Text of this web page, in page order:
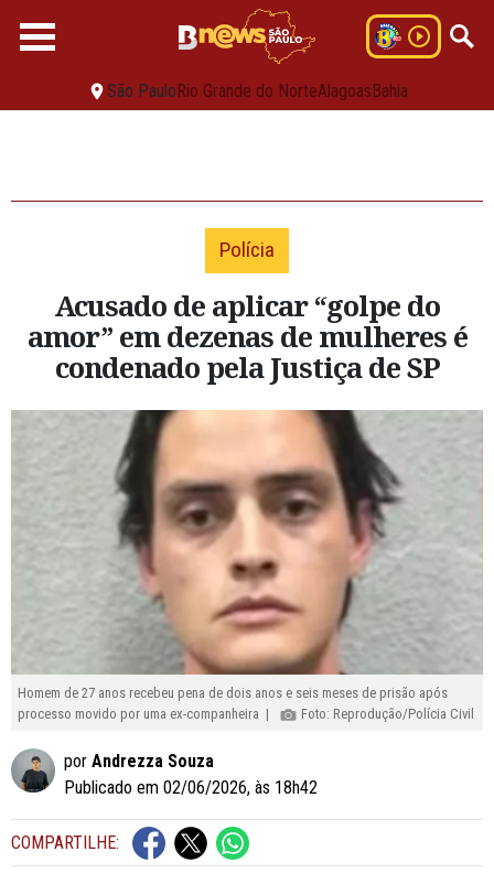
São PauloRio Grande do NorteAlagoasBahia
Polícia
Acusado de aplicar “golpe do
amor” em dezenas de mulheres é
condenado pela Justiça de SP
Homem de 27 anos recebeu pena de dois anos e seis meses de prisão após
processo movido por uma ex-companheira |
Foto: Reprodução/Polícia Civil
por Andrezza Souza
Publicado em 02/06/2026, às 18h42
COMPARTILHE: